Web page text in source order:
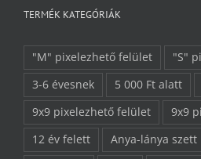
TERMÉK KATEGÓRIÁK
"M" pixelezhető felület
"S"
3-6 évesnek
5 000 Ft alatt
9x9 pixelezhető felület
9x9
12 év felett
Anya-lánya szett